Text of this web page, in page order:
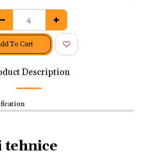
To Cart
Description
tehnice